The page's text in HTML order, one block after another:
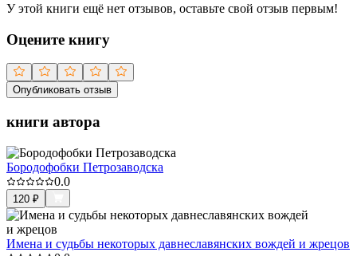
У этой книги ещё нет отзывов, оставьте свой отзыв первым!
Оцените книгу
Опубликовать отзыв
книги автора
Бородофобки Петрозаводска
0.0
120 ₽
Имена и судьбы некоторых давнеславянских вождей и жрецов